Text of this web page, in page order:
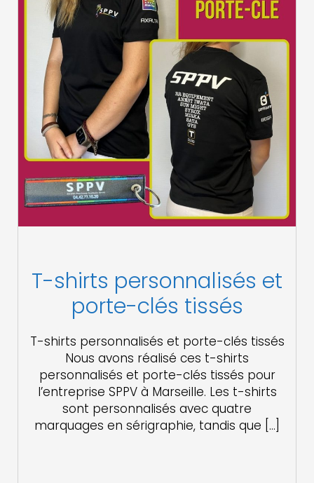
T-shirts personnalisés et
porte-clés tissés
T-shirts personnalisés et porte-clés tissés
Nous avons réalisé ces t-shirts
personnalisés et porte-clés tissés pour
l’entreprise SPPV à Marseille. Les t-shirts
sont personnalisés avec quatre
marquages en sérigraphie, tandis que […]